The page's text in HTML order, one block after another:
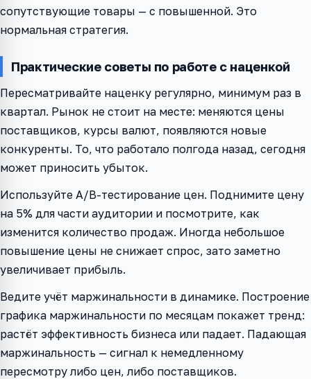
сопутствующие товары — с повышенной. Это
нормальная стратегия.
Практические советы по работе с наценкой
Пересматривайте наценку регулярно, минимум раз в
квартал. Рынок не стоит на месте: меняются цены
поставщиков, курсы валют, появляются новые
конкуренты. То, что работало полгода назад, сегодня
может приносить убыток.
Используйте А/В-тестирование цен. Поднимите цену
на 5% для части аудитории и посмотрите, как
изменится количество продаж. Иногда небольшое
повышение цены не снижает спрос, зато заметно
увеличивает прибыль.
Ведите учёт маржинальности в динамике. Построение
графика маржинальности по месяцам покажет тренд:
растёт эффективность бизнеса или падает. Падающая
маржинальность — сигнал к немедленному
пересмотру либо цен, либо поставщиков.